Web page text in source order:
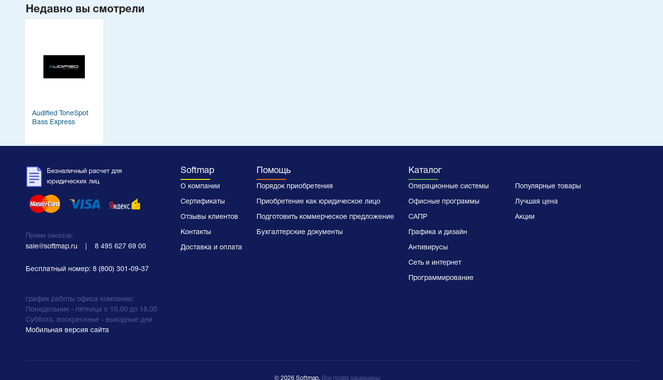
Недавно вы смотрели
Audified ToneSpot
Bass Express
Безналичный расчет для
юридических лиц
Прием заказов:
sale@softmap.ru 8 495 627 69 00
Бесплатный номер: 8 (800) 301-09-37
график работы офиса компании:
Понедельник - пятница с 10.00 до 18.00
Суббота, воскресенье - выходные дни
Softmap
О компании
Сертификаты
Отзывы клиентов
Контакты
Доставка и оплата
Помощь
Порядок приобретения
Приобретение как юридическое лицо
Подготовить коммерческое предложение
Бухгалтерские документы
Каталог
Операционные системы
Офисные программы
САПР
Графика и дизайн
Антивирусы
Сеть и интернет
Программирование
Популярные товары
Лучшая цена
Акции
Мобильная версия сайта
© 2026 Softmap, Все права защищены